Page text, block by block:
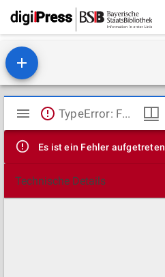
Mirador
Viewer
TypeError: Failed to fetch
Es ist ein Fehler aufgetreten
Technische Details